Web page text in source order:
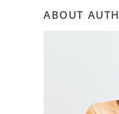
ABOUT